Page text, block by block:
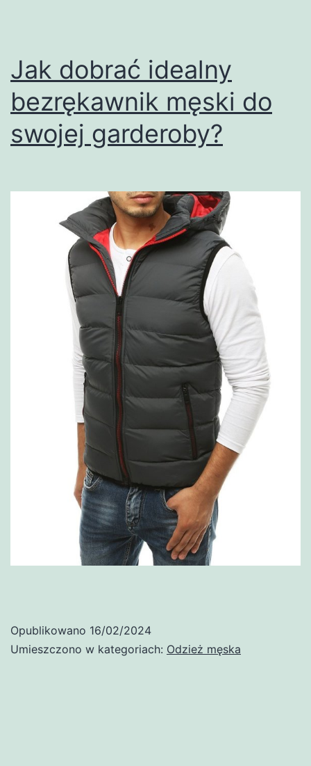
Jak dobrać idealny
bezrękawnik męski do
swojej garderoby?
Opublikowano 16/02/2024
Umieszczono w kategoriach: Odzież męska